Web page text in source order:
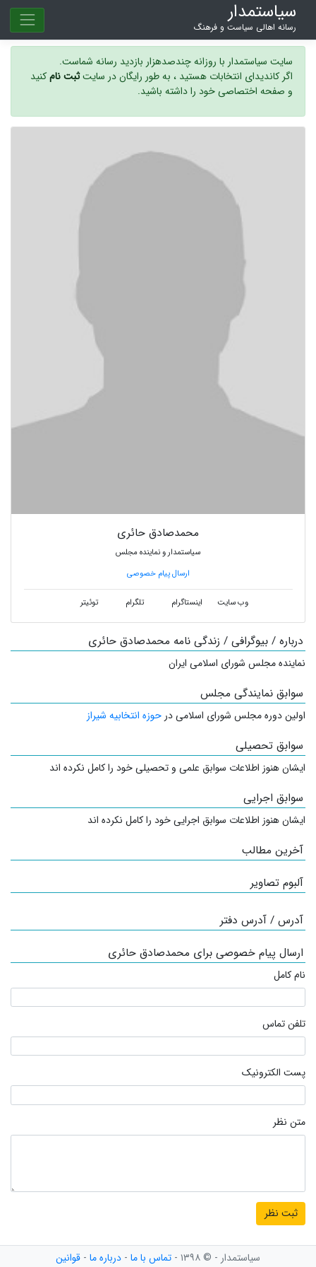
سیاستمدار
رسانه اهالی سیاست و فرهنگ
سایت سیاستمدار با روزانه چندصدهزار بازدید رسانه شماست.
اگر کاندیدای انتخابات هستید ، به طور رایگان در سایتثبت نامکنید
و صفحه اختصاصی خود را داشته باشید.
محمدصادق حائری
سیاستمدار و نماینده مجلس
ارسال پیام خصوصی
وب سایت اینستاگرام تلگرام توئیتر
درباره / بیوگرافی / زندگی نامه محمدصادق حائری
نماینده مجلس شورای اسلامی ایران
سوابق نمایندگی مجلس
اولین دوره مجلس شورای اسلامی در حوزه انتخابیه شیراز
سوابق تحصیلی
ایشان هنوز اطلاعات سوابق علمی و تحصیلی خود را کامل نکرده اند
سوابق اجرایی
ایشان هنوز اطلاعات سوابق اجرایی خود را کامل نکرده اند
آخرین مطالب
آلبوم تصاویر
آدرس / آدرس دفتر
ارسال پیام خصوصی برای محمدصادق حائری
نام کامل
تلفن تماس
پست الکترونیک
متن نظر
سیاستمدار - © ۱۳۹۸ - تماس با ما - درباره ما - قوانین